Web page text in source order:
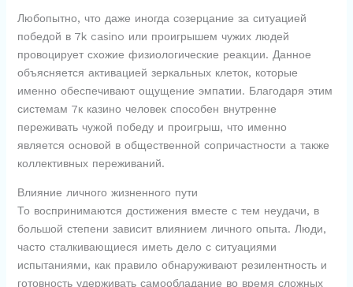
Любопытно, что даже иногда созерцание за ситуацией
победой в 7k casino или проигрышем чужих людей
провоцирует схожие физиологические реакции. Данное
объясняется активацией зеркальных клеток, которые
именно обеспечивают ощущение эмпатии. Благодаря этим
системам 7к казино человек способен внутренне
переживать чужой победу и проигрыш, что именно
является основой в общественной сопричастности а также
коллективных переживаний.
Влияние личного жизненного пути
То воспринимаются достижения вместе с тем неудачи, в
большой степени зависит влиянием личного опыта. Люди,
часто сталкивающиеся иметь дело с ситуациями
испытаниями, как правило обнаруживают резилентность и
готовность удерживать самообладание во время сложных